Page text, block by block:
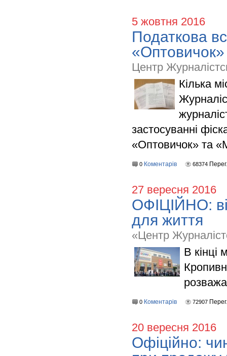
5 жовтня 2016
Податкова
Центр
Кілька
застосуванні
«Оптовичок» та
0 Коментарів 68374
27 вересня 2016
ОФІЦІЙНО:
для життя
«Центр
В кінці
0 Коментарів 72907
20 вересня 2016
Офіційно: